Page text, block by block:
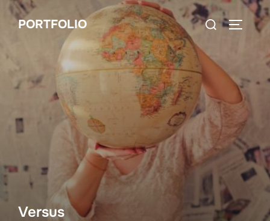
Skip
PORTFOLIO
Search
Versus